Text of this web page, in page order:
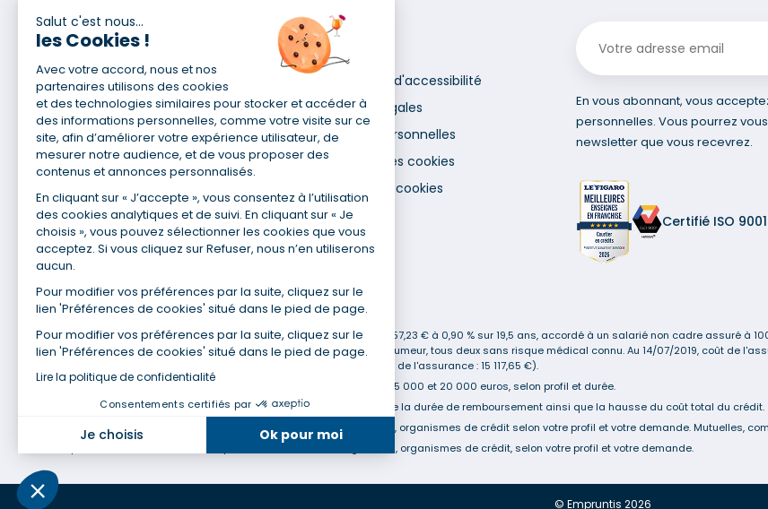
Salut c'est nous...
les Cookies !
Avec votre accord, nous et nos
partenaires utilisons des cookies
et des technologies similaires pour stocker et accéder à
des informations personnelles, comme votre visite sur ce
site, afin d’améliorer votre expérience utilisateur, de
mesurer notre audience, et de vous proposer des
contenus et annonces personnalisés.
En cliquant sur « J’accepte », vous consentez à l’utilisation
des cookies analytiques et de suivi. En cliquant sur « Je
choisis », vous pouvez sélectionner les cookies que vous
acceptez. Si vous cliquez sur Refuser, nous n’en utiliserons
aucun.
Pour modifier vos préférences par la suite, cliquez sur le
lien 'Préférences de cookies' situé dans le pied de page.
Pour modifier vos préférences par la suite, cliquez sur le
lien 'Préférences de cookies' situé dans le pied de page.
Lire la politique de confidentialité
Consentements certifiés par
Je choisis Ok pour moi
Notre plateforme vous permet d'adapter et de gérer vos paramètres de confidentialité, en garantissant la conformité
Pour en savoir plus
Qui sommes-nous ?
Site du Groupe
Nos agences
Nous contacter
Recrutement
Déclaration d'accessibilité
Mentions légales
Données personnelles
Utilisation des cookies
Gestion des cookies
En vous abonnant, vous
personnelles. Vous pourrez
newsletter que vous recevrez.
Certifié ISO 9001
(1) Taux fixe national hors assurance et selon votre profil
(2) Économie de 65 % pour l'assurance d'un prêt amortissable de 330 457,23 € à 0,90 % sur 19,5 ans, accordé à un salarié non cadre assuré à
cadre assurée à 100 % (décès, PTIA, IPP, ITT, IPP) âgée de 35 ans et non-fumeur, tous deux sans risque médical connu. Au 14/07/2019, coût de
en moyenne au 14/07/2022 avec Empruntis.com (TAEA : 0,44 %, coût total de l'assurance : 15 117,65 €).
(3) Taux minimum pour un crédit consommation d'un montant fixé entre 5 000 et 20 000 euros, selon profil et durée.
(4) La diminution du montant des mensualités entraîne l'allongement de la durée de remboursement ainsi que la hausse du coût total du crédit.
(5) Banques de réseau, mutualistes, spécialisées, directions régionales, organismes de crédit selon votre profil et votre demande. Mutuelles,
(6) Banques de réseau, mutualistes, spécialisées, directions régionales, organismes de crédit, selon votre profil et votre demande.
© Empruntis 2026